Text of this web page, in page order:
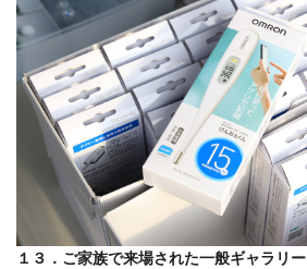
１３．ご家族で来場された一般ギャラリー